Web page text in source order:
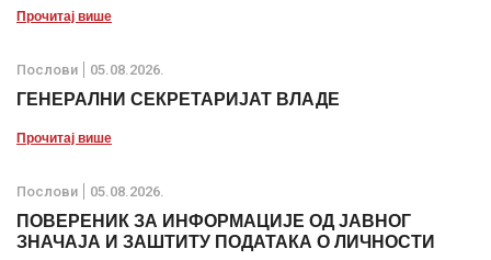
Прочитај више
Послови 05.08.2026.
ГЕНЕРАЛНИ СЕКРЕТАРИЈАТ ВЛАДЕ
Прочитај више
Послови 05.08.2026.
ПОВЕРЕНИК ЗА ИНФОРМАЦИЈЕ ОД ЈАВНОГ
ЗНАЧАЈА И ЗАШТИТУ ПОДАТАКА О ЛИЧНОСТИ